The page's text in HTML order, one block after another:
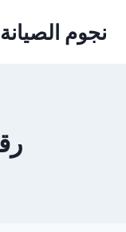
نجوم الصيانة |0567414083